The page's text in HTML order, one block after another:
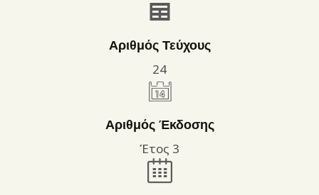
Αριθμός Τεύχους
24
Αριθμός Έκδοσης
Έτος 3